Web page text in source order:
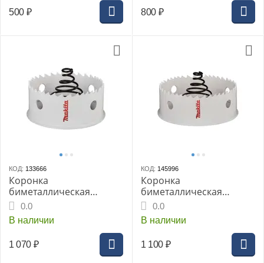
500 ₽ 800 ₽
КОД: 133666
Коронка
биметаллическая
MAKITA BiM 64x20 для
листового металла (B-
29898)
0.0
В наличии
1 070 ₽
КОД: 145996
Коронка
биметаллическая
MAKITA BiM 76x20 для
листового металла
0.0
В наличии
1 100 ₽